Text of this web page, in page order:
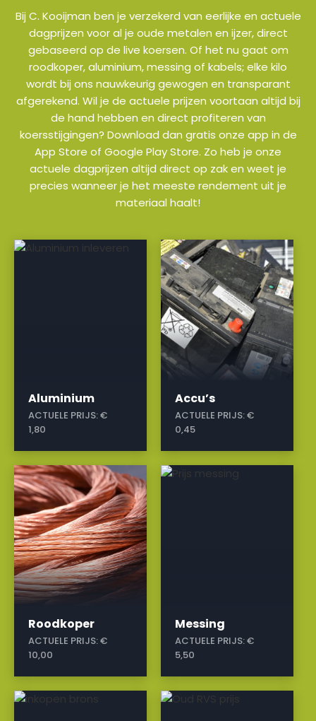
Bij C. Kooijman ben je verzekerd van eerlijke en actuele
dagprijzen voor al je oude metalen en ijzer, direct
gebaseerd op de live koersen. Of het nu gaat om
roodkoper, aluminium, messing of kabels; elke kilo
wordt bij ons nauwkeurig gewogen en transparant
afgerekend. Wil je de actuele prijzen voortaan altijd bij
de hand hebben en direct profiteren van
koersstijgingen? Download dan gratis onze app in de
App Store of Google Play Store. Zo heb je onze
actuele dagprijzen altijd direct op zak en weet je
precies wanneer je het meeste rendement uit je
materiaal haalt!
Aluminium
ACTUELE PRIJS:€
1,80
a
Accu’s
ACTUELE PRIJS:€
0,45
a
Roodkoper
ACTUELE PRIJS:€
10,00
a
Messing
ACTUELE PRIJS:€
5,50
a
a a